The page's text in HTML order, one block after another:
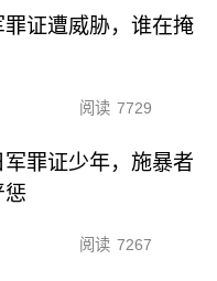
证遭威胁，谁在掩
阅读 7729
军罪证少年，施暴者
惩
阅读 7267